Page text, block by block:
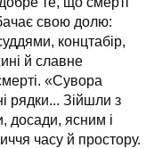
свою долю:
концтабір,
й славне
«Сувора
рядки... Зійшли з
досади, ясним і
часу й простору.